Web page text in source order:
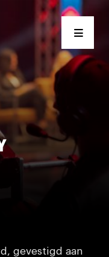
gevestigd aan